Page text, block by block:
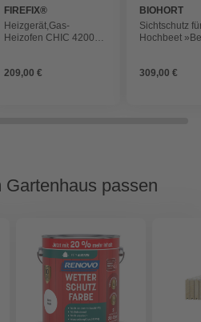
FIREFIX®
Heizgerät,Gas-
Heizofen CHIC 4200
209,00 €
BIOHORT
Sichtschutz
Hochbeet
309,00 €
passen